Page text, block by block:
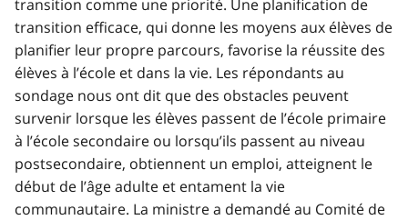
transition comme une priorité. Une planification de
transition efficace, qui donne les moyens aux élèves de
planifier leur propre parcours, favorise la réussite des
élèves à l’école et dans la vie. Les répondants au
sondage nous ont dit que des obstacles peuvent
survenir lorsque les élèves passent de l’école primaire
à l’école secondaire ou lorsqu’ils passent au niveau
postsecondaire, obtiennent un emploi, atteignent le
début de l’âge adulte et entament la vie
communautaire. La ministre a demandé au Comité de